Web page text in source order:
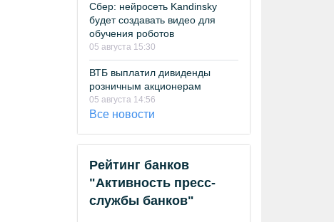
Сбер: нейросеть Kandinsky
будет создавать видео для
обучения роботов
05 августа 15:30
ВТБ выплатил дивиденды
розничным акционерам
05 августа 14:56
Все новости
Рейтинг банков
"Активность пресс-
службы банков"